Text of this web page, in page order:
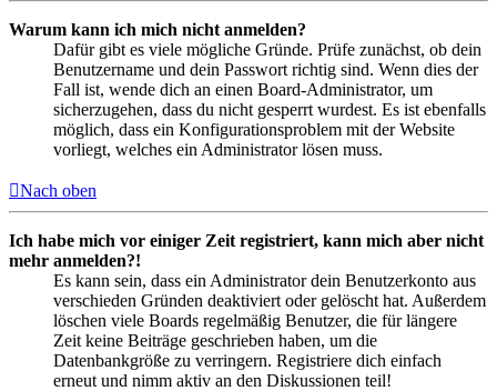
Warum kann ich mich nicht anmelden?
Dafür gibt es viele mögliche Gründe. Prüfe zunächst, ob dein
Benutzername und dein Passwort richtig sind. Wenn dies der
Fall ist, wende dich an einen Board-Administrator, um
sicherzugehen, dass du nicht gesperrt wurdest. Es ist ebenfalls
möglich, dass ein Konfigurationsproblem mit der Website
vorliegt, welches ein Administrator lösen muss.
Nach oben
Ich habe mich vor einiger Zeit registriert, kann mich aber nicht
mehr anmelden?!
Es kann sein, dass ein Administrator dein Benutzerkonto aus
verschieden Gründen deaktiviert oder gelöscht hat. Außerdem
löschen viele Boards regelmäßig Benutzer, die für längere
Zeit keine Beiträge geschrieben haben, um die
Datenbankgröße zu verringern. Registriere dich einfach
erneut und nimm aktiv an den Diskussionen teil!